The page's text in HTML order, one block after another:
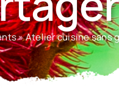
»Atelier cuisine sans